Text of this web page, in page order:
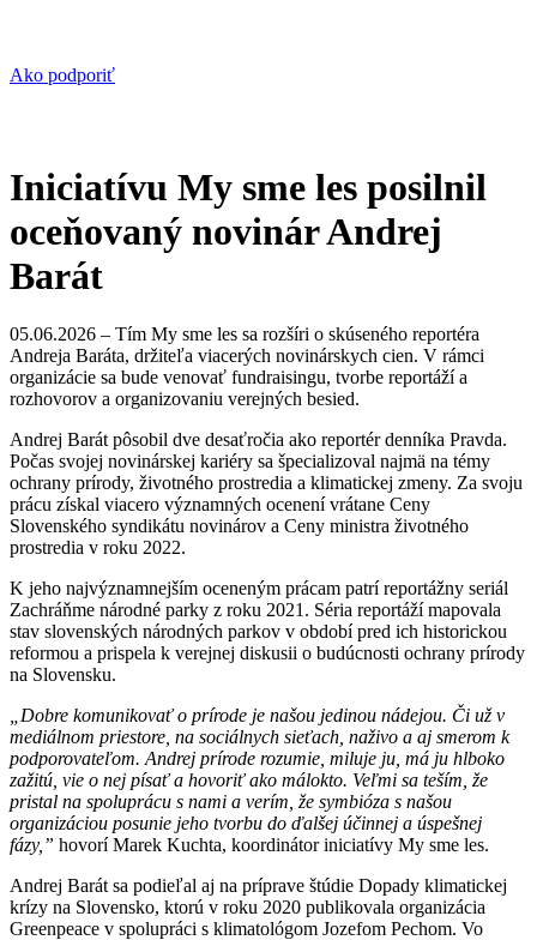
Ako podporiť
Iniciatívu My sme les posilnil
oceňovaný novinár Andrej
Barát
05.06.2026 – Tím My sme les sa rozšíri o skúseného reportéra
Andreja Baráta, držiteľa viacerých novinárskych cien. V rámci
organizácie sa bude venovať fundraisingu, tvorbe reportáží a
rozhovorov a organizovaniu verejných besied.
Andrej Barát pôsobil dve desaťročia ako reportér denníka Pravda.
Počas svojej novinárskej kariéry sa špecializoval najmä na témy
ochrany prírody, životného prostredia a klimatickej zmeny. Za svoju
prácu získal viacero významných ocenení vrátane Ceny
Slovenského syndikátu novinárov a Ceny ministra životného
prostredia v roku 2022.
K jeho najvýznamnejším oceneným prácam patrí reportážny seriál
Zachráňme národné parky z roku 2021. Séria reportáží mapovala
stav slovenských národných parkov v období pred ich historickou
reformou a prispela k verejnej diskusii o budúcnosti ochrany prírody
na Slovensku.
„Dobre komunikovať o prírode je našou jedinou nádejou. Či už v
mediálnom priestore, na sociálnych sieťach, naživo a aj smerom k
podporovateľom. Andrej prírode rozumie, miluje ju, má ju hlboko
zažitú, vie o nej písať a hovoriť ako málokto. Veľmi sa teším, že
pristal na spoluprácu s nami a verím, že symbióza s našou
organizáciou posunie jeho tvorbu do ďalšej účinnej a úspešnej
fázy,” hovoríMarek Kuchta, koordinátor iniciatívy My sme les.
Andrej Barát sa podieľal aj na príprave štúdie Dopady klimatickej
krízy na Slovensko, ktorú v roku 2020 publikovala organizácia
Greenpeace v spolupráci s klimatológom Jozefom Pechom. Vo